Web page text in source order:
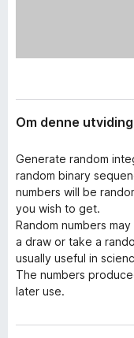
Om denne
Generate random
random binary
numbers will be
you wish to get.
Random numbers
a draw or take a
usually useful in
The numbers
later use.